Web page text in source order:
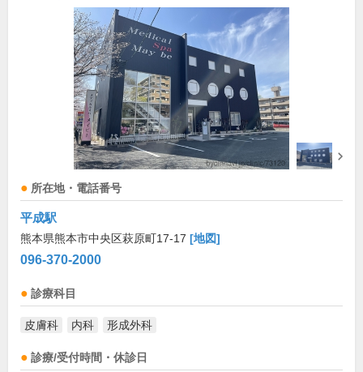
所在地・電話番号
平成駅
熊本県熊本市中央区萩原町17-17 [地図]
096-370-2000
診療科目
皮膚科 内科 形成外科
診療/受付時間・休診日